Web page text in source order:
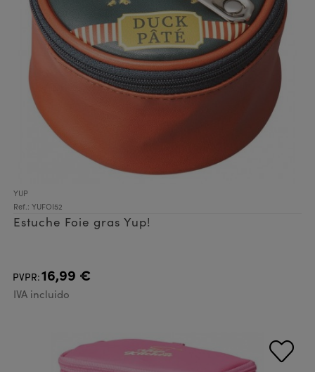
YUP
Ref.: YUFOI52
Estuche Foie gras Yup!
PVPR:16,99 €
IVA incluido